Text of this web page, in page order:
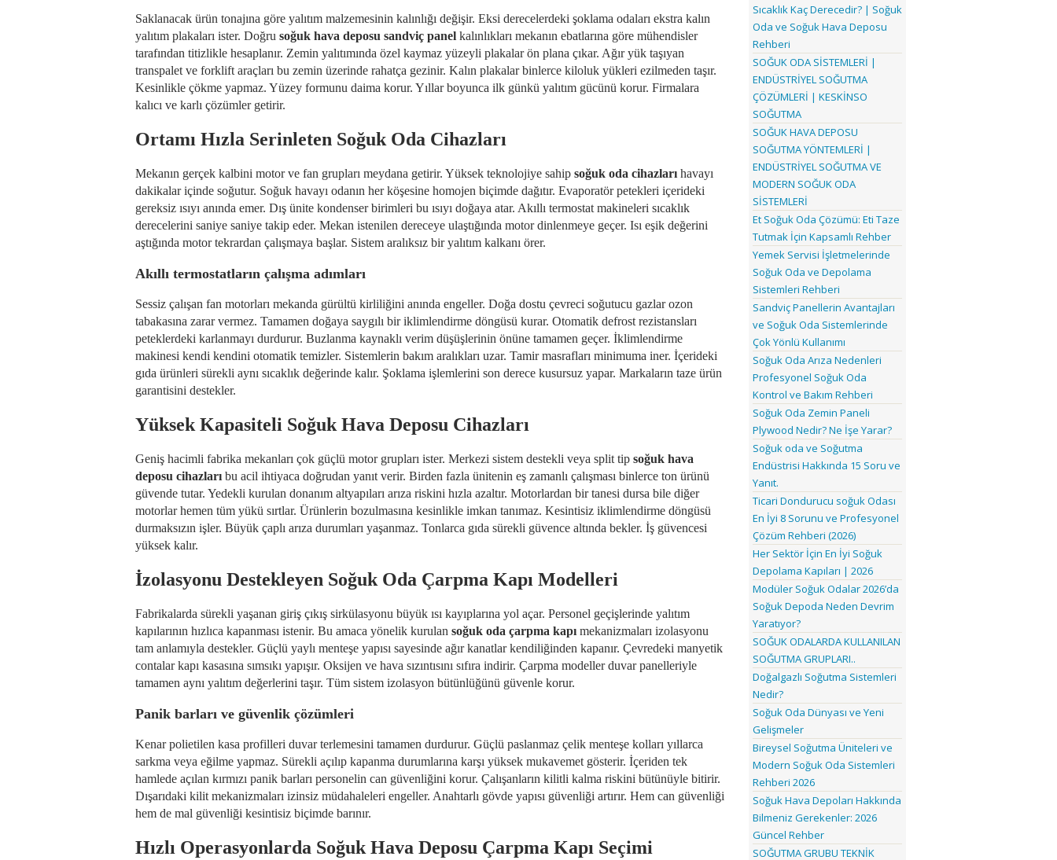
Saklanacak ürün tonajına göre yalıtım malzemesinin kalınlığı değişir. Eksi derecelerdeki şoklama odaları ekstra kalın
yalıtım plakaları ister. Doğru soğuk hava deposu sandviç panel kalınlıkları mekanın ebatlarına göre mühendisler
tarafından titizlikle hesaplanır. Zemin yalıtımında özel kaymaz yüzeyli plakalar ön plana çıkar. Ağır yük taşıyan
transpalet ve forklift araçları bu zemin üzerinde rahatça gezinir. Kalın plakalar binlerce kiloluk yükleri ezilmeden taşır.
Kesinlikle çökme yapmaz. Yüzey formunu daima korur. Yıllar boyunca ilk günkü yalıtım gücünü korur. Firmalara
kalıcı ve karlı çözümler getirir.
Ortamı Hızla Serinleten Soğuk Oda Cihazları
Mekanın gerçek kalbini motor ve fan grupları meydana getirir. Yüksek teknolojiye sahip soğuk oda cihazları havayı
dakikalar içinde soğutur. Soğuk havayı odanın her köşesine homojen biçimde dağıtır. Evaporatör petekleri içerideki
gereksiz ısıyı anında emer. Dış ünite kondenser birimleri bu ısıyı doğaya atar. Akıllı termostat makineleri sıcaklık
derecelerini saniye saniye takip eder. Mekan istenilen dereceye ulaştığında motor dinlenmeye geçer. Isı eşik değerini
aştığında motor tekrardan çalışmaya başlar. Sistem aralıksız bir yalıtım kalkanı örer.
Akıllı termostatların çalışma adımları
Sessiz çalışan fan motorları mekanda gürültü kirliliğini anında engeller. Doğa dostu çevreci soğutucu gazlar ozon
tabakasına zarar vermez. Tamamen doğaya saygılı bir iklimlendirme döngüsü kurar. Otomatik defrost rezistansları
peteklerdeki karlanmayı durdurur. Buzlanma kaynaklı verim düşüşlerinin önüne tamamen geçer. İklimlendirme
makinesi kendi kendini otomatik temizler. Sistemlerin bakım aralıkları uzar. Tamir masrafları minimuma iner. İçerideki
gıda ürünleri sürekli aynı sıcaklık değerinde kalır. Şoklama işlemlerini son derece kusursuz yapar. Markaların taze ürün
garantisini destekler.
Yüksek Kapasiteli Soğuk Hava Deposu Cihazları
Geniş hacimli fabrika mekanları çok güçlü motor grupları ister. Merkezi sistem destekli veya split tip soğuk hava
deposu cihazları bu acil ihtiyaca doğrudan yanıt verir. Birden fazla ünitenin eş zamanlı çalışması binlerce ton ürünü
güvende tutar. Yedekli kurulan donanım altyapıları arıza riskini hızla azaltır. Motorlardan bir tanesi dursa bile diğer
motorlar hemen tüm yükü sırtlar. Ürünlerin bozulmasına kesinlikle imkan tanımaz. Kesintisiz iklimlendirme döngüsü
durmaksızın işler. Büyük çaplı arıza durumları yaşanmaz. Tonlarca gıda sürekli güvence altında bekler. İş güvencesi
yüksek kalır.
İzolasyonu Destekleyen Soğuk Oda Çarpma Kapı Modelleri
Fabrikalarda sürekli yaşanan giriş çıkış sirkülasyonu büyük ısı kayıplarına yol açar. Personel geçişlerinde yalıtım
kapılarının hızlıca kapanması istenir. Bu amaca yönelik kurulan soğuk oda çarpma kapı mekanizmaları izolasyonu
tam anlamıyla destekler. Güçlü yaylı menteşe yapısı sayesinde ağır kanatlar kendiliğinden kapanır. Çevredeki manyetik
contalar kapı kasasına sımsıkı yapışır. Oksijen ve hava sızıntısını sıfıra indirir. Çarpma modeller duvar panelleriyle
tamamen aynı yalıtım değerlerini taşır. Tüm sistem izolasyon bütünlüğünü güvenle korur.
Panik barları ve güvenlik çözümleri
Kenar polietilen kasa profilleri duvar terlemesini tamamen durdurur. Güçlü paslanmaz çelik menteşe kolları yıllarca
sarkma veya eğilme yapmaz. Sürekli açılıp kapanma durumlarına karşı yüksek mukavemet gösterir. İçeriden tek
hamlede açılan kırmızı panik barları personelin can güvenliğini korur. Çalışanların kilitli kalma riskini bütünüyle bitirir.
Dışarıdaki kilit mekanizmaları izinsiz müdahaleleri engeller. Anahtarlı gövde yapısı güvenliği artırır. Hem can güvenliği
hem de mal güvenliği kesintisiz biçimde barınır.
Hızlı Operasyonlarda Soğuk Hava Deposu Çarpma Kapı Seçimi
Sıcaklık Kaç Derecedir? | Soğuk
Oda ve Soğuk Hava Deposu
Rehberi
SOĞUK ODA SİSTEMLERİ |
ENDÜSTRİYEL SOĞUTMA
ÇÖZÜMLERİ | KESKİNSO
SOĞUTMA
SOĞUK HAVA DEPOSU
SOĞUTMA YÖNTEMLERİ |
ENDÜSTRİYEL SOĞUTMA VE
MODERN SOĞUK ODA
SİSTEMLERİ
Et Soğuk Oda Çözümü: Eti Taze
Tutmak İçin Kapsamlı Rehber
Yemek Servisi İşletmelerinde
Soğuk Oda ve Depolama
Sistemleri Rehberi
Sandviç Panellerin Avantajları
ve Soğuk Oda Sistemlerinde
Çok Yönlü Kullanımı
Soğuk Oda Arıza Nedenleri
Profesyonel Soğuk Oda
Kontrol ve Bakım Rehberi
Soğuk Oda Zemin Paneli
Plywood Nedir? Ne İşe Yarar?
Soğuk oda ve Soğutma
Endüstrisi Hakkında 15 Soru ve
Yanıt.
Ticari Dondurucu soğuk Odası
En İyi 8 Sorunu ve Profesyonel
Çözüm Rehberi (2026)
Her Sektör İçin En İyi Soğuk
Depolama Kapıları | 2026
Modüler Soğuk Odalar 2026’da
Soğuk Depoda Neden Devrim
Yaratıyor?
SOĞUK ODALARDA KULLANILAN
SOĞUTMA GRUPLARI..
Doğalgazlı Soğutma Sistemleri
Nedir?
Soğuk Oda Dünyası ve Yeni
Gelişmeler
Bireysel Soğutma Üniteleri ve
Modern Soğuk Oda Sistemleri
Rehberi 2026
Soğuk Hava Depoları Hakkında
Bilmeniz Gerekenler: 2026
Güncel Rehber
SOĞUTMA GRUBU TEKNİK